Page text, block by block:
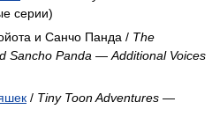
серии)
и Санчо Панда / The
Sancho Panda — Additional Voices
/ Tiny Toon Adventures —